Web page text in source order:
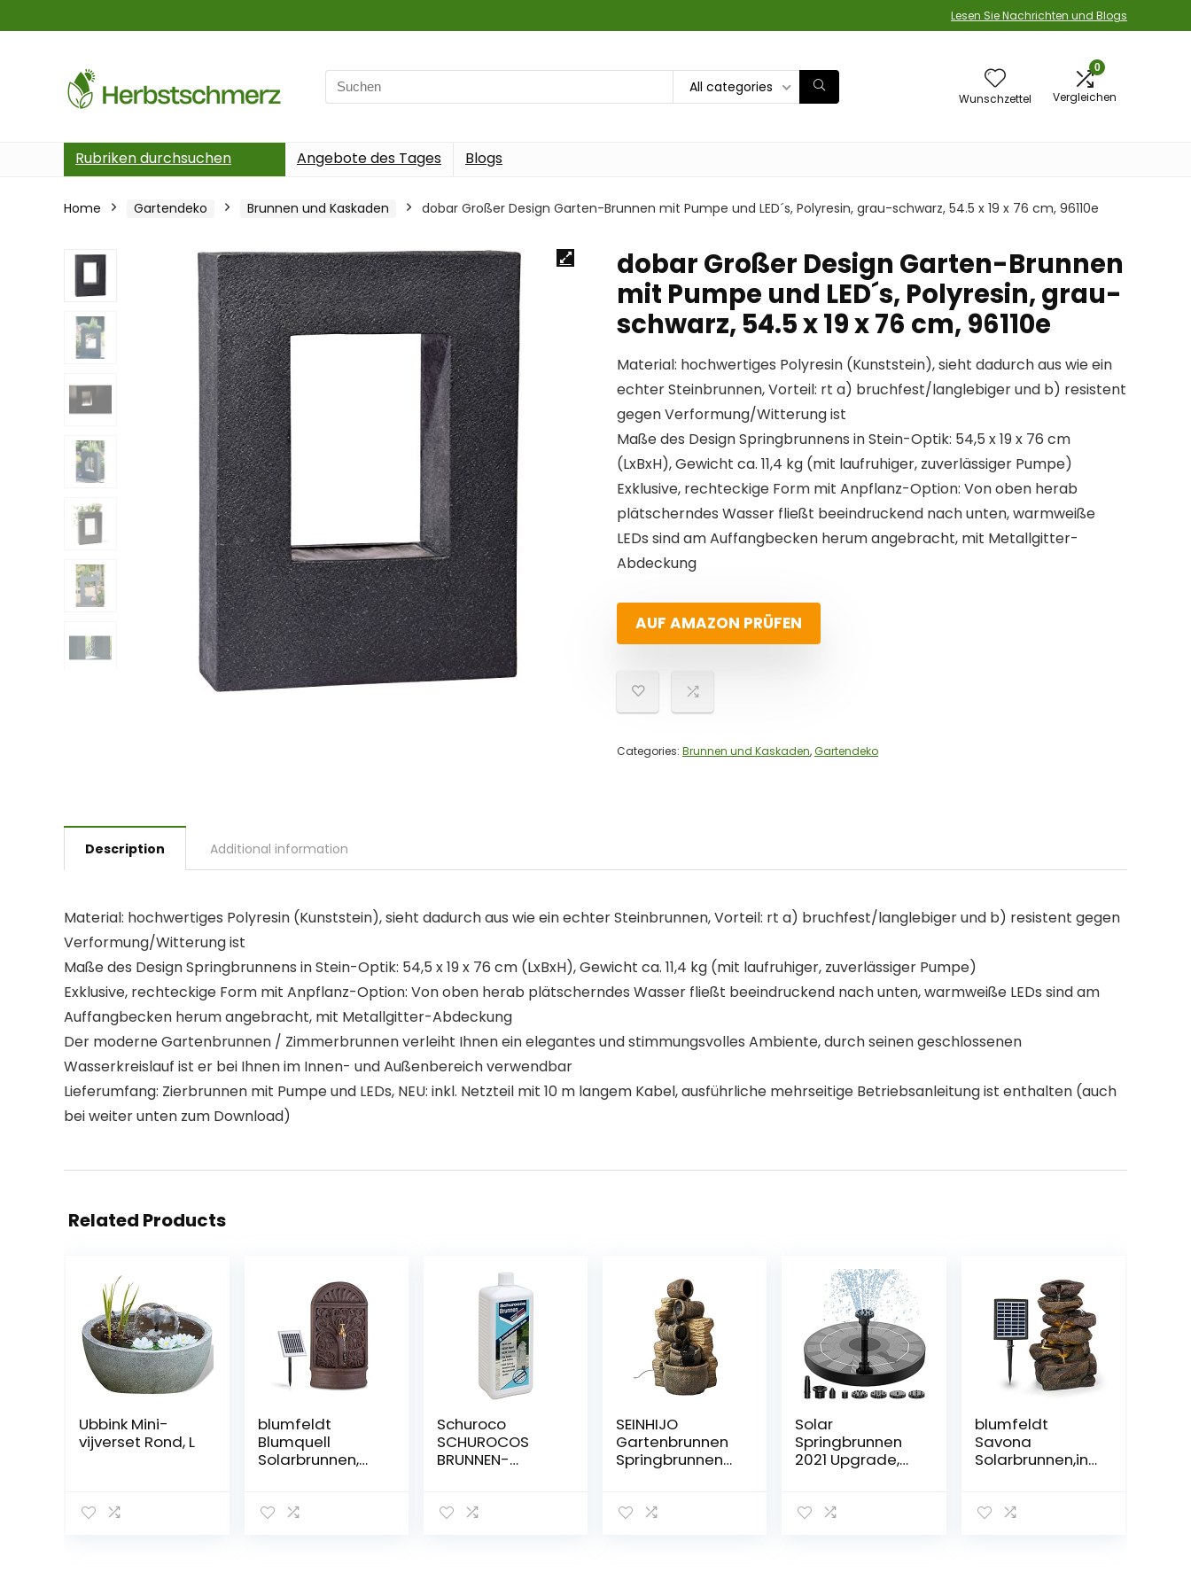
Lesen Sie Nachrichten und Blogs
Search
for:
All categories
Wunschzettel
0
Vergleichen
Rubriken durchsuchen Angebote des Tages Blogs
Home Gartendeko Brunnen und Kaskaden dobar Großer Design Garten-Brunnen mit Pumpe und LED´s, Polyresin, grau-schwarz, 54.5 x 19 x 76 cm, 96110e
dobar Großer Design Garten-Brunnen
mit Pumpe und LED´s, Polyresin, grau-
schwarz, 54.5 x 19 x 76 cm, 96110e
Material: hochwertiges Polyresin (Kunststein), sieht dadurch aus wie ein
echter Steinbrunnen, Vorteil: rt a) bruchfest/langlebiger und b) resistent
gegen Verformung/Witterung ist
Maße des Design Springbrunnens in Stein-Optik: 54,5 x 19 x 76 cm
(LxBxH), Gewicht ca. 11,4 kg (mit laufruhiger, zuverlässiger Pumpe)
Exklusive, rechteckige Form mit Anpflanz-Option: Von oben herab
plätscherndes Wasser fließt beeindruckend nach unten, warmweiße
LEDs sind am Auffangbecken herum angebracht, mit Metallgitter-
Abdeckung
AUF AMAZON PRÜFEN
Categories: Brunnen und Kaskaden,Gartendeko
Description Additional information
Material: hochwertiges Polyresin (Kunststein), sieht dadurch aus wie ein echter Steinbrunnen, Vorteil: rt a) bruchfest/langlebiger und b) resistent gegen
Verformung/Witterung ist
Maße des Design Springbrunnens in Stein-Optik: 54,5 x 19 x 76 cm (LxBxH), Gewicht ca. 11,4 kg (mit laufruhiger, zuverlässiger Pumpe)
Exklusive, rechteckige Form mit Anpflanz-Option: Von oben herab plätscherndes Wasser fließt beeindruckend nach unten, warmweiße LEDs sind am
Auffangbecken herum angebracht, mit Metallgitter-Abdeckung
Der moderne Gartenbrunnen / Zimmerbrunnen verleiht Ihnen ein elegantes und stimmungsvolles Ambiente, durch seinen geschlossenen
Wasserkreislauf ist er bei Ihnen im Innen- und Außenbereich verwendbar
Lieferumfang: Zierbrunnen mit Pumpe und LEDs, NEU: inkl. Netzteil mit 10 m langem Kabel, ausführliche mehrseitige Betriebsanleitung ist enthalten (auch
bei weiter unten zum Download)
Related Products
Ubbink Mini-
vijverset Rond, L
blumfeldt
Blumquell
Solarbrunnen,
Dekobrunnen,
Schuroco
SCHUROCOS
BRUNNEN-
SEINHIJO
Gartenbrunnen
Springbrunnen
5 Krüge
Solar
Springbrunnen
2021 Upgrade,
Solarbrunnen
blumfeldt
Savona
Solarbrunnen,inkl
ung: 2,8